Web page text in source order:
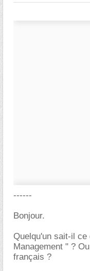
------
Bonjour.
Quelqu'un sait-il
Management " ?
français ?